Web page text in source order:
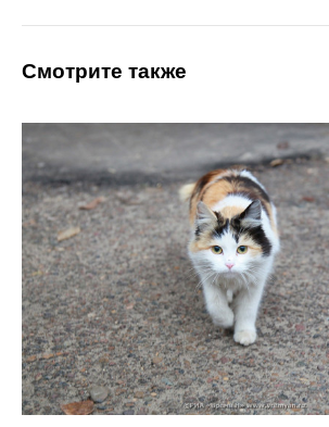
Смотрите также